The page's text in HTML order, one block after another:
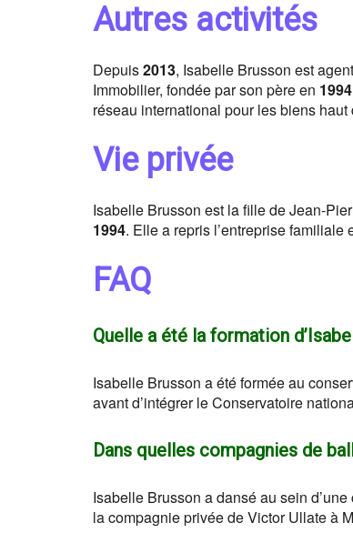
Autres activités
Depuis2013, Isabelle Brusson est
Immobilier, fondée par son père en 1994
réseau international pour les biens haut
Vie privée
Isabelle Brusson est la fille de Jean-
1994. Elle a repris l’entreprise familiale
FAQ
Quelle a été la formation
Isabelle Brusson a été formée au
avant d’intégrer le Conservatoire
Dans quelles compagnies de
Isabelle Brusson a dansé au sein
la compagnie privée de Victor Ullate à